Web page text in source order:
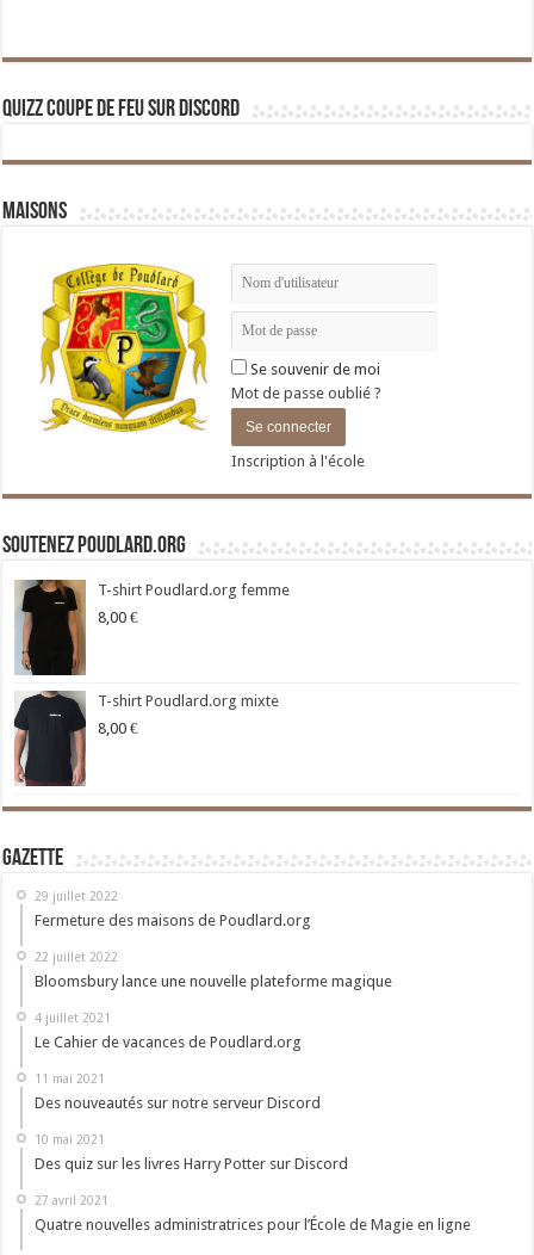
Quizz Coupe de Feu sur Discord
Maisons
Se souvenir de moi
Mot de passe oublié ?
Inscription à l'école
Soutenez Poudlard.org
T-shirt Poudlard.org femme
8,00 €
T-shirt Poudlard.org mixte
8,00 €
Gazette
29 juillet 2022
Fermeture des maisons de Poudlard.org
22 juillet 2022
Bloomsbury lance une nouvelle plateforme magique
4 juillet 2021
Le Cahier de vacances de Poudlard.org
11 mai 2021
Des nouveautés sur notre serveur Discord
10 mai 2021
Des quiz sur les livres Harry Potter sur Discord
27 avril 2021
Quatre nouvelles administratrices pour l’École de Magie en ligne